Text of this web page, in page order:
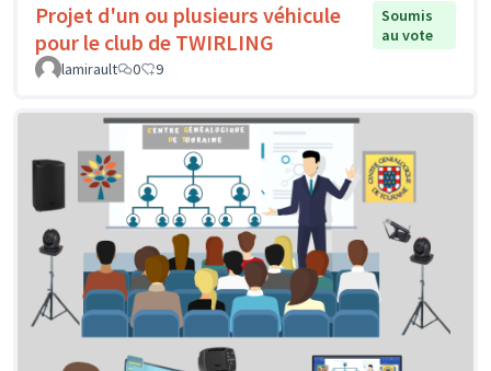
Projet d'un ou plusieurs véhicule
pour le club de TWIRLING
Soumis
au vote
lamirault
0 9